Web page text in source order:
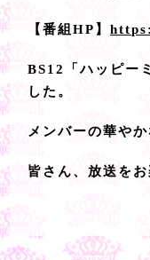
【番組HP】
BS12「ハッピー
した。
メンバーの華や
皆さん、放送をお